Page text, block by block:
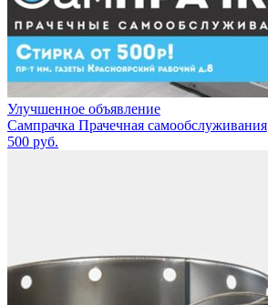
Улучшенное объявление
Сампрачка Прачечная самообслуживания
500 руб.